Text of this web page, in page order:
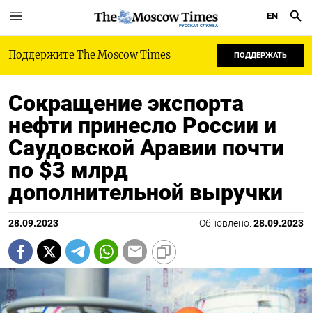
РУССКАЯ СЛУЖБА
EN
Поддержите The Moscow Times ПОДДЕРЖАТЬ
Сокращение экспорта
нефти принесло России и
Саудовской Аравии почти
по $3 млрд
дополнительной выручки
28.09.2023 Обновлено: 28.09.2023